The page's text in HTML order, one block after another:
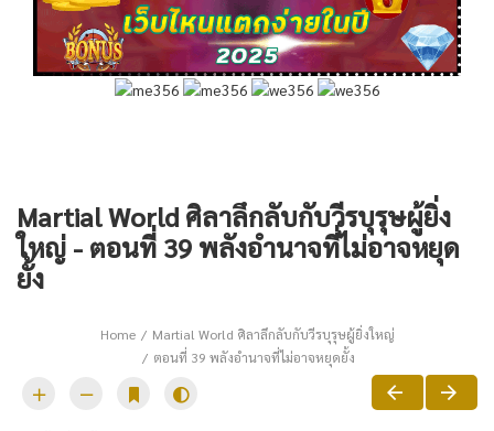
Martial World ศิลาลึกลับกับวีรบุรุษผู้ยิ่ง
ใหญ่ - ตอนที่ 39 พลังอำนาจที่ไม่อาจหยุด
ยั้ง
Home
Martial World ศิลาลึกลับกับวีรบุรุษผู้ยิ่งใหญ่
ตอนที่ 39 พลังอำนาจที่ไม่อาจหยุดยั้ง